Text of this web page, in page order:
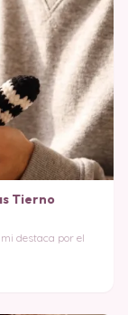
Tierno
destaca por el